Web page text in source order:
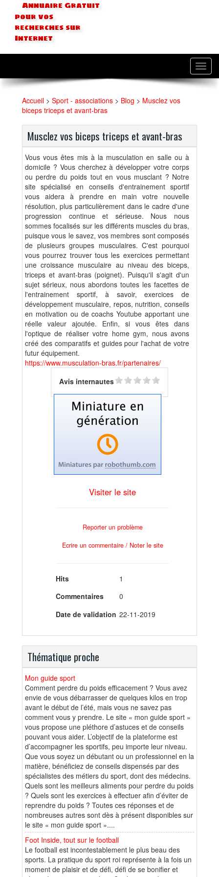
Annuaire Gratuit
pour vos
recherches sur
Internet
Accueil > Sport - associations > Blog > Musclez vos
biceps triceps et avant-bras
Musclez vos biceps triceps et avant-bras
Vous vous êtes mis à la musculation en salle ou à
domicile ? Vous cherchez à développer votre corps
ou perdre du poids tout en vous musclant ? Notre
site spécialisé en conseils d'entrainement sportif
vous aidera à prendre en main votre nouvelle
résolution, plus particulièrement dans le cadre d'une
progression continue et sérieuse. Nous nous
sommes focalisés sur les différents muscles du bras,
puisque vous le savez, vos membres sont composés
de plusieurs groupes musculaires. C'est pourquoi
vous pourrez trouver tous les exercices permettant
une croissance musculaire au niveau des biceps,
triceps et avant-bras (poignet). Puisqu'il s'agit d'un
sujet sérieux, nous abordons toutes les facettes de
l'entrainement sportif, à savoir, exercices de
développement musculaire, repos, nutrition, conseils
en motivation ou de coachs Youtube apportant une
réelle valeur ajoutée. Enfin, si vous êtes dans
l'optique de réaliser votre home gym, nous avons
créé des comparatifs et guides pour l'achat de votre
futur équipement.
https://www.musculation-bras.fr/partenaires/
Avis internautes
Visiter le site
Reporter un problème
Ecrire un commentaire / Noter le site
Hits
1
Commentaires
0
Date de validation 22-11-2019
Thématique proche
Mon guide sport
Comment perdre du poids efficacement ? Vous avez
envie de vous débarrasser de quelques kilos en trop
avant le début de l’été, mais vous ne savez pas
comment vous y prendre. Le site « mon guide sport »
vous propose une pléthore d’astuces et de conseils
pouvant vous aider. L’objectif de la plateforme est
d’accompagner les sportifs, peu importe leur niveau.
Que vous soyez un débutant ou un professionnel en la
matière, bénéficiez de conseils dispensés par des
spécialistes des métiers du sport, dont des médecins.
Quels sont les meilleurs aliments pour perdre du poids
? Quels sont les exercices à effectuer afin d’éviter de
reprendre du poids ? Toutes ces réponses et de
nombreuses autres sont dès à présent disponibles sur
le site « mon guide sport »....
Foot Inside, tout sur le football
Le football est incontestablement le plus beau des
sports. La pratique du sport roi représente à la fois un
moment de plaisir et de défi, défi de se bonifier et